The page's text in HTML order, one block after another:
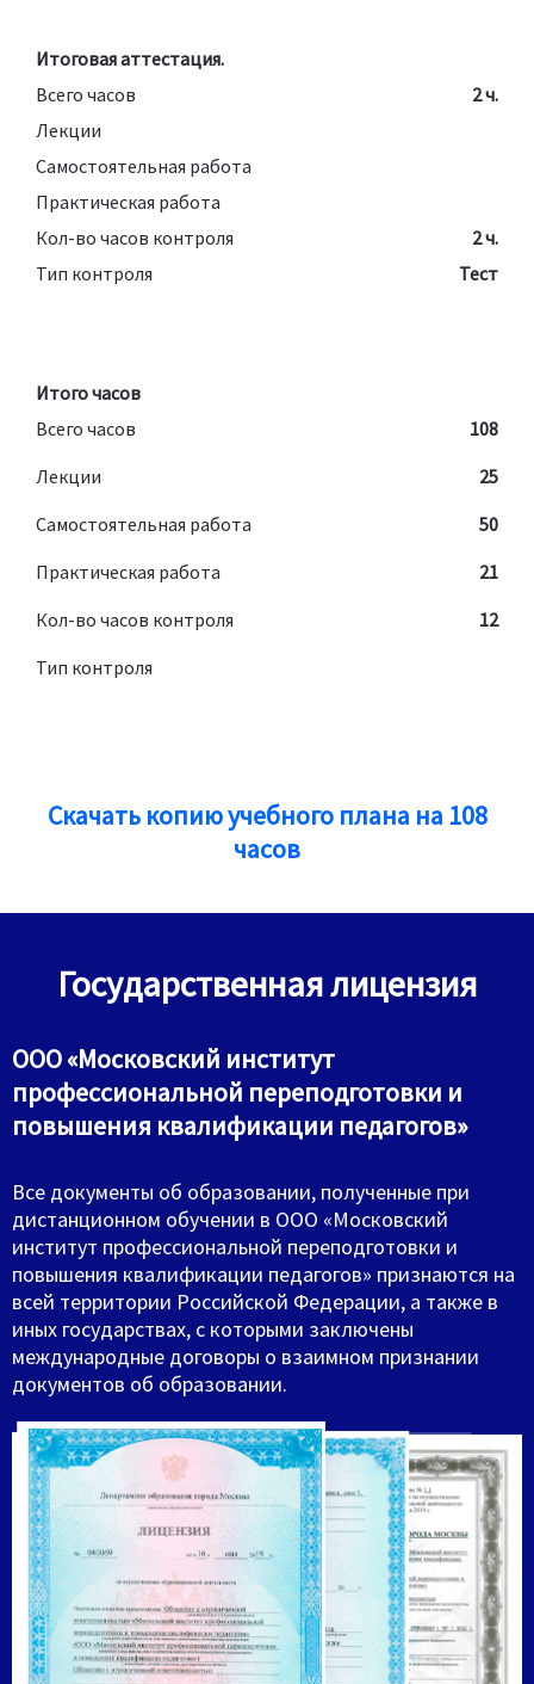
Итоговая аттестация.
Всего часов
2 ч.
Лекции
Самостоятельная работа
Практическая работа
Кол-во часов контроля
2 ч.
Тип контроля
Тест
Итого часов
Всего часов
108
Лекции
25
Самостоятельная работа
50
Практическая работа
21
Кол-во часов контроля
12
Тип контроля
Скачать копию учебного плана на 108
часов
Государственная лицензия
ООО «Московский институт
профессиональной переподготовки и
повышения квалификации педагогов»
Все документы об образовании, полученные при
дистанционном обучении в ООО «Московский
институт профессиональной переподготовки и
повышения квалификации педагогов» признаются на
всей территории Российской Федерации, а также в
иных государствах, с которыми заключены
международные договоры о взаимном признании
документов об образовании.